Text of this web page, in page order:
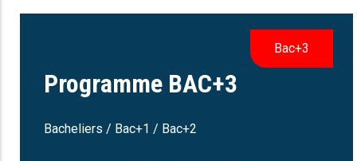
Programme BAC+3
Bac+3
Bacheliers / Bac+1 / Bac+2